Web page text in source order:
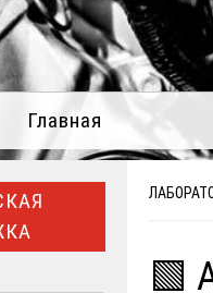
Главная
🟩